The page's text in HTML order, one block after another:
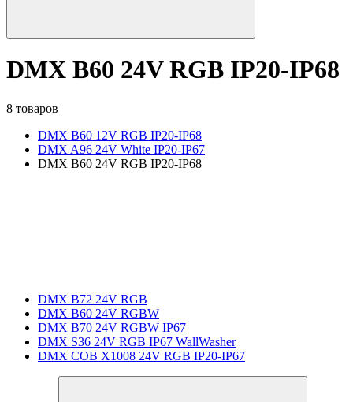
DMX B60 24V RGB IP20-IP68
8 товаров
DMX B60 12V RGB IP20-IP68
DMX A96 24V White IP20-IP67
DMX B60 24V RGB IP20-IP68
DMX B72 24V RGB
DMX B60 24V RGBW
DMX B70 24V RGBW IP67
DMX S36 24V RGB IP67 WallWasher
DMX COB X1008 24V RGB IP20-IP67